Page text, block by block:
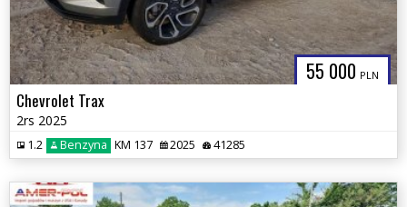
55 000 PLN
Chevrolet Trax
2rs 2025
1.2 Benzyna KM 137 2025 41285